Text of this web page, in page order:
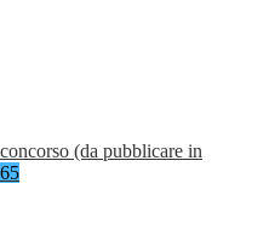
(da pubblicare in